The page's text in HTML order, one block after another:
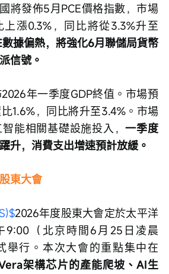
將發佈5月PCE價格指數，市場
上漲0.3%，同比將從3.3%升至
據偏熱，將強化6月聯儲局貨幣
信號。
年一季度GDP終值。市場預
1.6%，同比將升至3.4%。市場
能相關基礎設施投入，一季度
升，消費支出增速預計放緩。
東大會
2026年度股東大會定於太平洋
9:00（北京時間6月25日凌晨
舉行。本次大會的重點集中在
架構芯片的產能爬坡、AI生